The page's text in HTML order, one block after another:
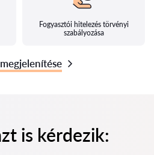
Fogyasztói hitelezés törvényi
szabályozása
is kérdezik: